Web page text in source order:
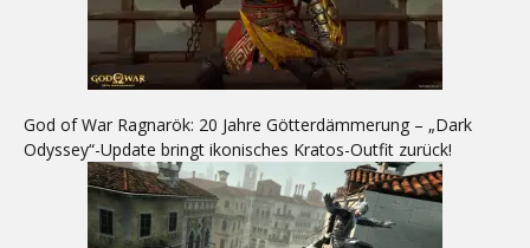
God of War Ragnarök: 20 Jahre Götterdämmerung – „Dark
Odyssey“-Update bringt ikonisches Kratos-Outfit zurück!